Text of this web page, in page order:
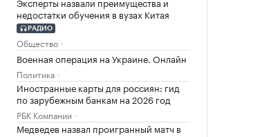
недостатки обучения в вузах Китая
РАДИО
Общество
Военная операция на Украине. Онлайн
Политика
Иностранные карты для россиян: гид
по зарубежным банкам на 2026 год
РБК Компании
Медведев назвал проигранный матч в